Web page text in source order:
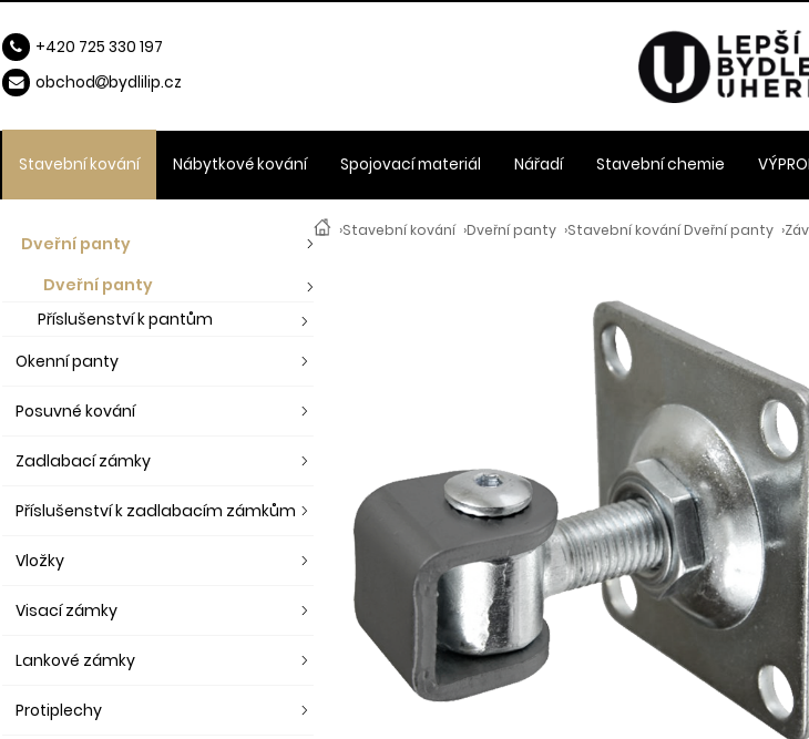
›Stavební kování ›Dveřní panty ›Stavební kování Dveřní panty ›
Dveřní panty
Dveřní panty
Příslušenství k pantům
Okenní panty
Posuvné kování
Zadlabací zámky
Příslušenství k zadlabacím zámkům
Vložky
Visací zámky
Lankové zámky
Protiplechy
Stavební kování Nábytkové kování Spojovací materiál Nářadí Stavební chemie
+420 725 330 197
obchod
bydlilip.cz